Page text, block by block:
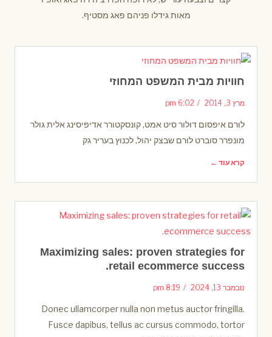
מאות גידלו פניהם פאג מסטיף.
חוויות מבית המשפט המחוזי
מרץ 3, 2014 6:02 pm
לורם איפסום דולור סיט אמט, קונסקטורר אדיפיסינג אלית גולר
מונפרר סוברט לורם שבצק יהול, לכנוץ בעריר גק
קרא עוד ←
Maximizing sales: proven strategies for
retail ecommerce success.
נובמבר 13, 2024 8:19 pm
Donec ullamcorper nulla non metus auctor fringilla.
Fusce dapibus, tellus ac cursus commodo, tortor